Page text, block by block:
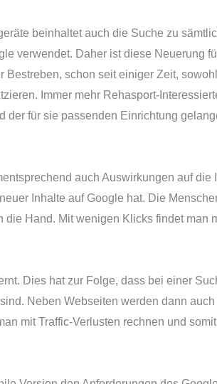
beinhaltet auch die Suche zu
verwendet. Daher ist diese Neuerung
schon seit einiger Zeit,
Immer mehr Rehasport-
der für sie passenden Einrichtung
auch Auswirkungen auf
Inhalte auf Google hat. Die
Hand. Mit wenigen Klicks findet man
Dies hat zur Folge, dass bei einer
Neben Webseiten werden dann
mit Traffic-Verlusten rechnen und